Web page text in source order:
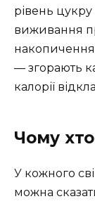
рівень цукру
виживання
накопичення
— згорають
калорії
Чому
У кожного
можна